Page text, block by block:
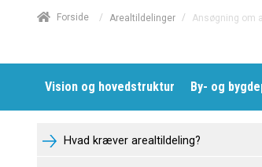
Forside / Arealtildelinger / Ansøgning om
Vision og hovedstruktur By- og
Hvad kræver arealtildeling?